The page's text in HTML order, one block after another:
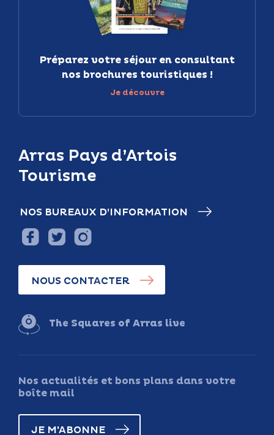
Arras Pays d’Artois
Tourisme
NOS BUREAUX D’INFORMATION
NOUS CONTACTER
The Squares of Arras live
Nos actualités et bons plans dans votre
boîte mail
JE M'ABONNE
Préparez votre séjour en consultant
nos brochures touristiques !
Je découvre